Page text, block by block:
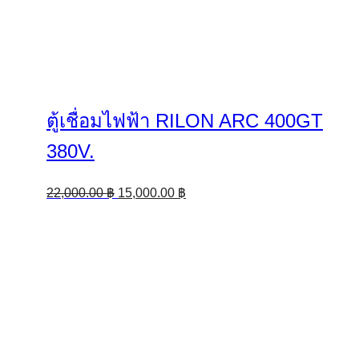
ตู้เชื่อมไฟฟ้า RILON ARC 400GT
380V.
22,000.00฿ Original
15,000.00 ฿